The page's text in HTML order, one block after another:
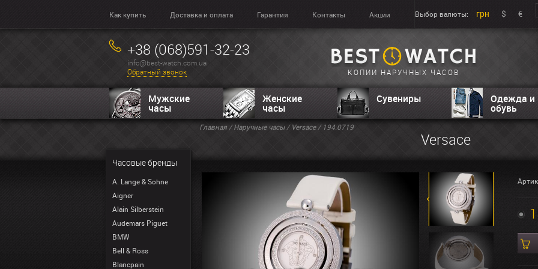
Как купить Доставка и оплата Гарантия Контакты Акции Выбор валюты: грн $ €
+38 (068)591-32-23
info@best-watch.com.ua
Обратный звонок
КОПИИ НАРУЧНЫХ ЧАСОВ
Мужские
часы
Женские
часы
Сувениры Одежда и
обувь
Часовые бренды
A. Lange & Sohne
Aigner
Alain Silberstein
Audemars Piguet
BMW
Bell & Ross
Blancpain
Главная/Наручные часы/ Versace/ 194.0719
Versace